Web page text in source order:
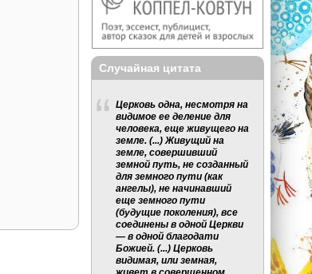
Случайная цитата
Церковь одна, несмотря на
видимое ее деление для
человека, еще живущего на
земле. (...) Живущий на
земле, совершивший
земной путь, не созданный
для земного пути (как
ангелы), не начинавший
еще земного пути
(будущие поколения), все
соединены в одной Церкви
— в одной благодати
Божией. (...) Церковь
видимая, или земная,